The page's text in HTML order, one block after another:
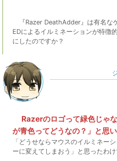
『Razer DeathAdder』は有名
EDによるイルミネーションが特徴
にしたのですか？
Razerのロゴって緑色じゃ
が青色ってどうなの？」と思
「どうせならマウスのイルミネー
ーに変えてしまおう」と思ったわけ